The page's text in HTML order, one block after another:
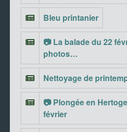
Bleu printanier
📷 La balade du 22
photos…
Nettoyage de
📷 Plongée en
février